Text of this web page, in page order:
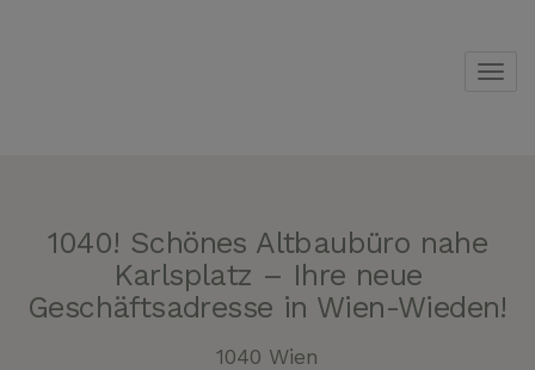
1040! Schönes Altbaubüro nahe
Karlsplatz – Ihre neue
Geschäftsadresse in Wien-Wieden!
1040 Wien